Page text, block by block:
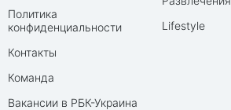
Политика
конфиденциальности
Контакты
Команда
Вакансии в РБК-Украина
Lifestyle